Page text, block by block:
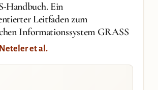
Handbuch. Ein
Leitfaden zum
Informationssystem GRASS
et al.